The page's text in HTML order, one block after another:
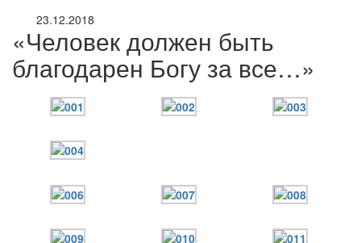
23.12.2018
«Человек должен быть
благодарен Богу за все…»